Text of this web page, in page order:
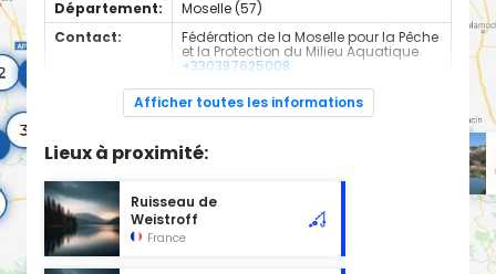
Département:
Moselle (57)
Contact:
Fédération de la Moselle pour la Pêche
et la Protection du Milieu Aquatique
+330387625008
Espèces de
Truite
LE REMELBACH
description
1ère catégorie | Domaine privé
Réciprocité URNE
OUI
Afficher toutes les informations
Lieux à proximité:
Ruisseau de
Weistroff
France